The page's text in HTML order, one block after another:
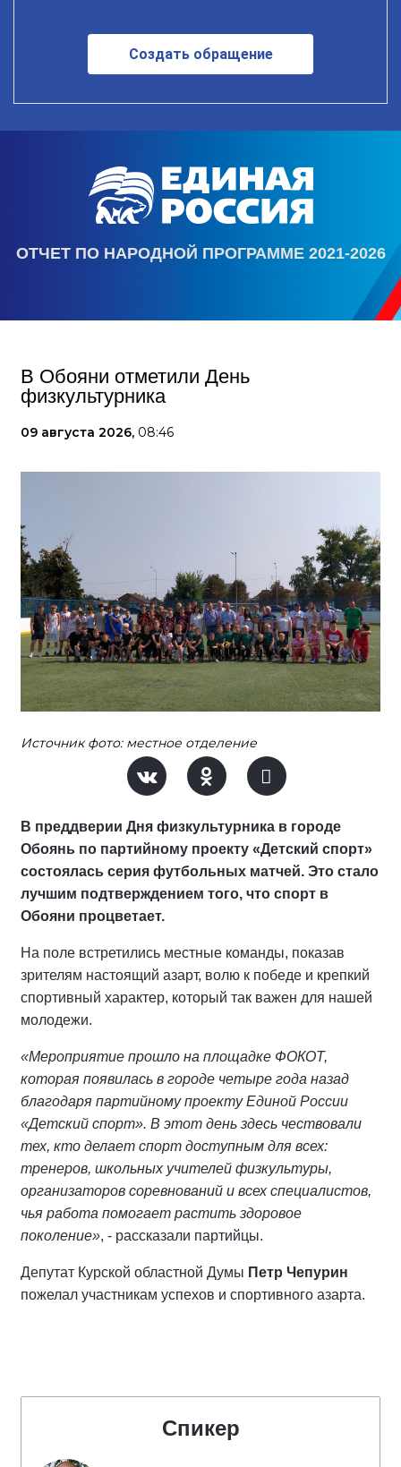
Создать обращение
ОТЧЕТ ПО НАРОДНОЙ ПРОГРАММЕ 2021-2026
В Обояни отметили День
физкультурника
09 августа 2026, 08:46
Источник фото: местное отделение
В преддверии Дня физкультурника в городе
Обоянь по партийному проекту «Детский спорт»
состоялась серия футбольных матчей. Это стало
лучшим подтверждением того, что спорт в
Обояни процветает.
На поле встретились местные команды, показав
зрителям настоящий азарт, волю к победе и крепкий
спортивный характер, который так важен для нашей
молодежи.
«Мероприятие прошло на площадке ФОКОТ,
которая появилась в городе четыре года назад
благодаря партийному проекту Единой России
«Детский спорт». В этот день здесь чествовали
тех, кто делает спорт доступным для всех:
тренеров, школьных учителей физкультуры,
организаторов соревнований и всех специалистов,
чья работа помогает растить здоровое
поколение», - рассказали партийцы.
Депутат Курской областной Думы Петр Чепурин
пожелал участникам успехов и спортивного азарта.
Спикер